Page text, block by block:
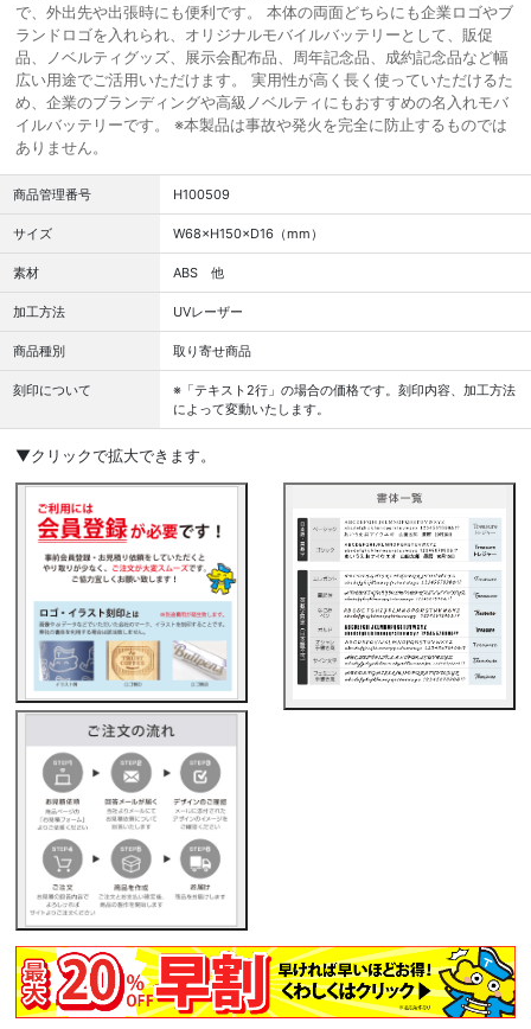
で、外出先や出張時にも便利です。 本体の両面どちらにも企業ロゴやブ
ランドロゴを入れられ、オリジナルモバイルバッテリーとして、販促
品、ノベルティグッズ、展示会配布品、周年記念品、成約記念品など幅
広い用途でご活用いただけます。 実用性が高く長く使っていただけるた
め、企業のブランディングや高級ノベルティにもおすすめの名入れモバ
イルバッテリーです。 ※本製品は事故や発火を完全に防止するものでは
ありません。
商品管理番号 H100509
サイズ W68×H150×D16（mm）
素材 ABS 他
加工方法 UVレーザー
商品種別 取り寄せ商品
刻印について
※「テキスト2行」の場合の価格です。刻印内容、加工方法
によって変動いたします。
▼クリックで拡大できます。